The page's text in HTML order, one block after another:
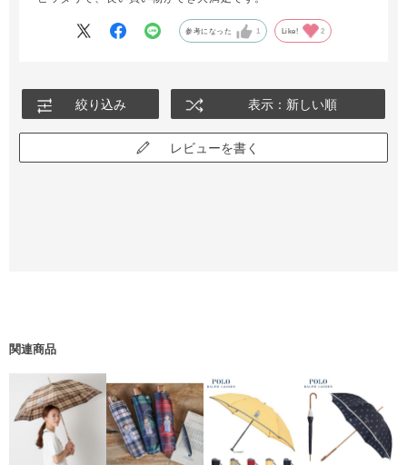
参考になった 1 Like! 2
絞り込み 表示：新しい順
レビューを書く
関連商品